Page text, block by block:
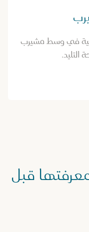
في وسط مشيرب
قبل